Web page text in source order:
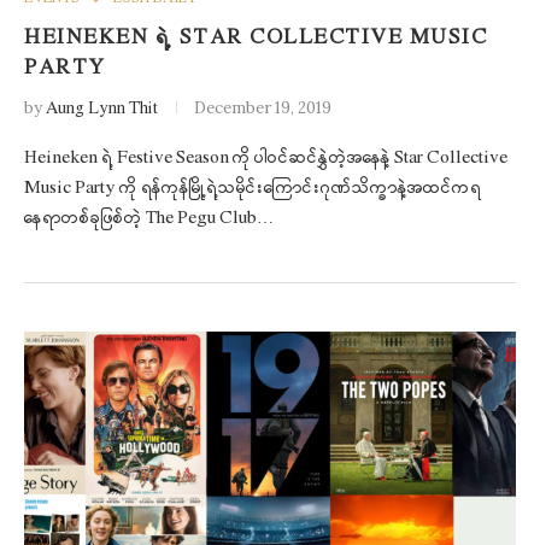
HEINEKEN ရဲ့ STAR COLLECTIVE MUSIC
PARTY
byAung Lynn Thit December 19, 2019
Heineken ရဲ့ Festive Season ကို ပါဝင်ဆင်နွှဲတဲ့အနေနဲ့ Star Collective
Music Party ကို ရန်ကုန်မြို့ရဲ့သမိုင်းကြောင်းဂုဏ်သိက္ခာနဲ့အထင်ကရ
နေရာတစ်ခုဖြစ်တဲ့ The Pegu Club…